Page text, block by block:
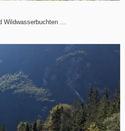
Wildwasserbuchten …